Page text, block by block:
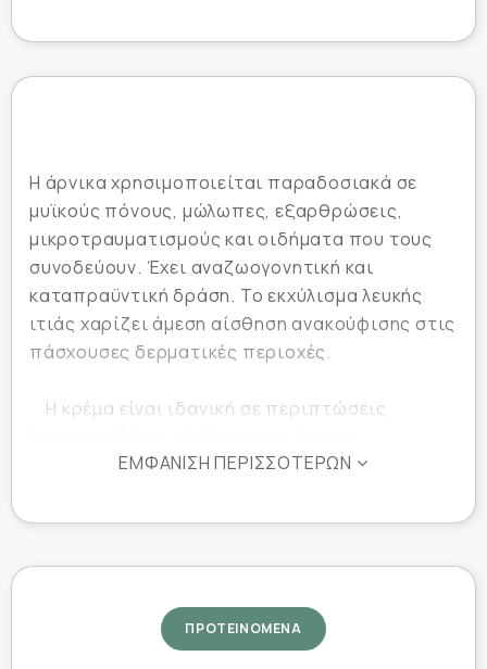
Η άρνικα χρησιμοποιείται παραδοσιακά σε
μυϊκούς πόνους, μώλωπες, εξαρθρώσεις,
μικροτραυματισμούς και οιδήματα που τους
συνοδεύουν. Έχει αναζωογονητική και
καταπραϋντική δράση. Το εκχύλισμα λευκής
ιτιάς χαρίζει άμεση αίσθηση ανακούφισης στις
πάσχουσες δερματικές περιοχές.
Η κρέμα είναι ιδανική σε περιπτώσεις
σωματικής άσκησης και έντονης μυϊκής
Απορροφάται γρήγορα. Δεν αφήνει
Χωρίς parabens
ΕΜΦΆΝΙΣΗ ΠΕΡΙΣΣΌΤΕΡΩΝ
ΠΡΟΤΕΙΝΟΜΕΝΑ